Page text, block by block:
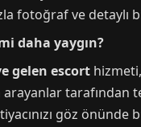
fotoğraf ve detaylı
daha yaygın?
gelen escort
tarafından
göz önünde